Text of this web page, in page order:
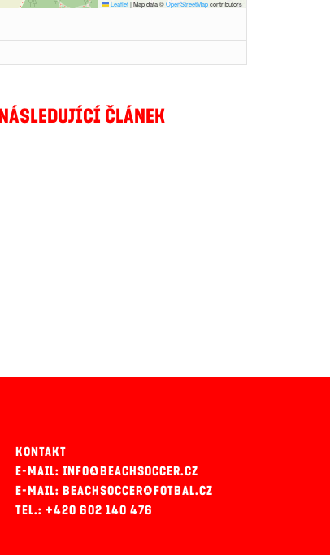
Leaflet |Map data ©OpenStreetMapcontributors
NÁSLEDUJÍCÍ ČLÁNEK
KONTAKT
E-MAIL: INFO@BEACHSOCCER.CZ
E-MAIL: BEACHSOCCER@FOTBAL.CZ
TEL.: +420 602 140 476